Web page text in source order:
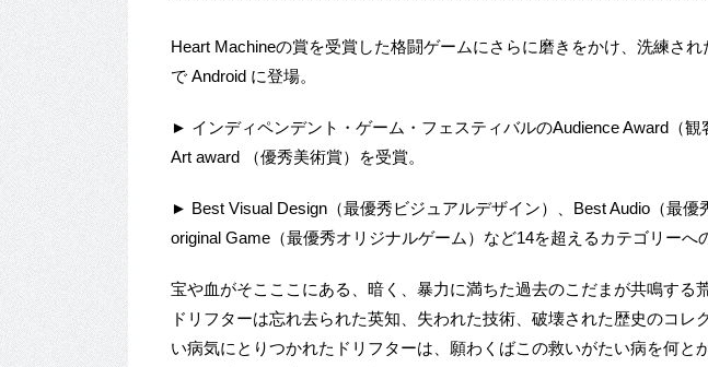
Heart Machineの賞を受賞した格闘ゲームにさらに磨きをかけ、洗練さ
で Android に登場。
► インディペンデント・ゲーム・フェスティバルのAudience Award（観
Art award （優秀美術賞）を受賞。
► Best Visual Design（最優秀ビジュアルデザイン）、Best Audio（最優
original Game（最優秀オリジナルゲーム）など14を超えるカテゴリーへ
宝や血がそこここにある、暗く、暴力に満ちた過去のこだまが共鳴する
ドリフターは忘れ去られた英知、失われた技術、破壊された歴史のコレ
い病気にとりつかれたドリフターは、願わくばこの救いがたい病を何と